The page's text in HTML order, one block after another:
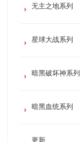
无主之地系列
星球大战系列
暗黑破坏神系列
暗黑血统系列
更新